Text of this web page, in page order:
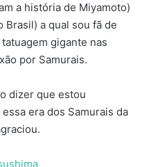
a história de Miyamoto)
Brasil) a qual sou fã de
gigante nas
por Samurais.
dizer que estou
era dos Samurais da